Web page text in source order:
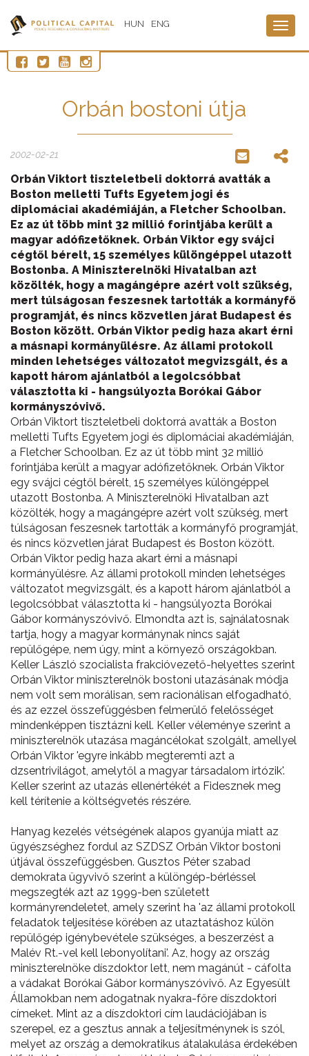
HUN ENG
Orbán bostoni útja
2002-02-21
Orbán Viktort tiszteletbeli doktorrá avatták a
Boston melletti Tufts Egyetem jogi és
diplomáciai akadémiáján, a Fletcher Schoolban.
Ez az út több mint 32 millió forintjába került a
magyar adófizetőknek. Orbán Viktor egy svájci
cégtől bérelt, 15 személyes különgéppel utazott
Bostonba. A Miniszterelnöki Hivatalban azt
közölték, hogy a magángépre azért volt szükség,
mert túlságosan feszesnek tartották a kormányfő
programját, és nincs közvetlen járat Budapest és
Boston között. Orbán Viktor pedig haza akart érni
a másnapi kormányülésre. Az állami protokoll
minden lehetséges változatot megvizsgált, és a
kapott három ajánlatból a legolcsóbbat
választotta ki - hangsúlyozta Borókai Gábor
kormányszóvivő.
Orbán Viktort tiszteletbeli doktorrá avatták a Boston
melletti Tufts Egyetem jogi és diplomáciai akadémiáján,
a Fletcher Schoolban. Ez az út több mint 32 millió
forintjába került a magyar adófizetőknek. Orbán Viktor
egy svájci cégtől bérelt, 15 személyes különgéppel
utazott Bostonba. A Miniszterelnöki Hivatalban azt
közölték, hogy a magángépre azért volt szükség, mert
túlságosan feszesnek tartották a kormányfő programját,
és nincs közvetlen járat Budapest és Boston között.
Orbán Viktor pedig haza akart érni a másnapi
kormányülésre. Az állami protokoll minden lehetséges
változatot megvizsgált, és a kapott három ajánlatból a
legolcsóbbat választotta ki - hangsúlyozta Borókai
Gábor kormányszóvivő. Elmondta azt is, sajnálatosnak
tartja, hogy a magyar kormánynak nincs saját
repülőgépe, nem úgy, mint a környező országokban.
Keller László szocialista frakcióvezető-helyettes szerint
Orbán Viktor miniszterelnök bostoni utazásának módja
nem volt sem morálisan, sem racionálisan elfogadható,
és az ezzel összefüggésben felmerülő felelősséget
mindenképpen tisztázni kell. Keller véleménye szerint a
miniszterelnök utazása magáncélokat szolgált, amellyel
Orbán Viktor 'egyre inkább megteremti azt a
dzsentrivilágot, amelytől a magyar társadalom irtózik'.
Keller szerint az utazás ellenértékét a Fidesznek meg
kell térítenie a költségvetés részére.
Hanyag kezelés vétségének alapos gyanúja miatt az
ügyészséghez fordul az SZDSZ Orbán Viktor bostoni
útjával összefüggésben. Gusztos Péter szabad
demokrata ügyvivő szerint a különgép-bérléssel
megszegték azt az 1999-ben született
kormányrendeletet, amely szerint ha 'az állami protokoll
feladatok teljesítése körében az utaztatáshoz külön
repülőgép igénybevétele szükséges, a beszerzést a
Malév Rt.-vel kell lebonyolítani'. Az, hogy az ország
miniszterelnöke díszdoktor lett, nem magánút - cáfolta
a vádakat Borókai Gábor kormányszóvivő. Az Egyesült
Államokban nem adogatnak nyakra-főre díszdoktori
címeket. Mint az a díszdoktori cím laudációjában is
szerepel, ez a gesztus annak a teljesítménynek is szól,
melyet az ország a demokratikus átalakulása érdekében